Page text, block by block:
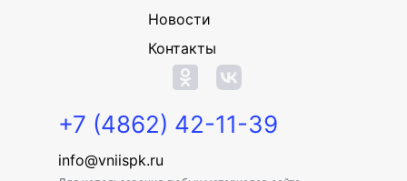
Новости
Контакты
+7 (4862) 42-11-39
info@vniispk.ru